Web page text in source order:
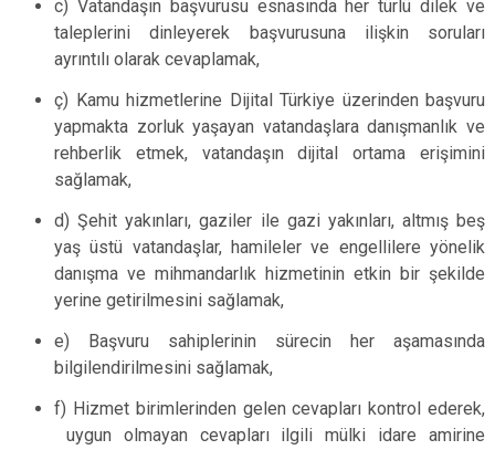
c) Vatandaşın başvurusu esnasında her türlü dilek ve
taleplerini dinleyerek başvurusuna ilişkin soruları
ayrıntılı olarak cevaplamak,
ç) Kamu hizmetlerine Dijital Türkiye üzerinden başvuru
yapmakta zorluk yaşayan vatandaşlara danışmanlık ve
rehberlik etmek, vatandaşın dijital ortama erişimini
sağlamak,
d) Şehit yakınları, gaziler ile gazi yakınları, altmış beş
yaş üstü vatandaşlar, hamileler ve engellilere yönelik
danışma ve mihmandarlık hizmetinin etkin bir şekilde
yerine getirilmesini sağlamak,
e) Başvuru sahiplerinin sürecin her aşamasında
bilgilendirilmesini sağlamak,
f) Hizmet birimlerinden gelen cevapları kontrol ederek,
uygun olmayan cevapları ilgili mülki idare amirine